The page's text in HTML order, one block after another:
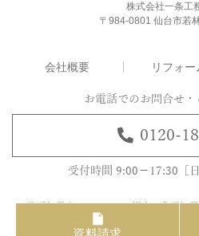
株式会社一条工
〒984-0801 仙台市若
会社概要 リフォー
お電話でのお問合せ・
0120-
受付時間 9:00－17:30［
※ 非通知設定になっている場合は非通知
を付けてお掛け頂けます様
資料請求